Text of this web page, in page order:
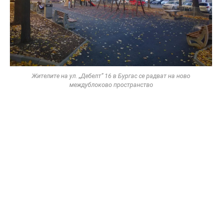
Жителите на ул. „Дебелт” 16 в Бургас се радват на ново
междублоково пространство